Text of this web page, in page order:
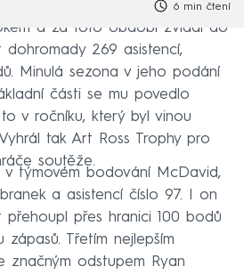
6 min čtení
a za toto období zvládl do
dohromady 269 asistencí,
Minulá sezona v jeho podání
části se mu povedlo
v ročníku, který byl vinou
tak Art Ross Trophy pro
soutěže.
v týmovém bodování McDavid,
a asistencí číslo 97. I on
přes hranici 100 bodů
Třetím nejlepším
značným odstupem Ryan